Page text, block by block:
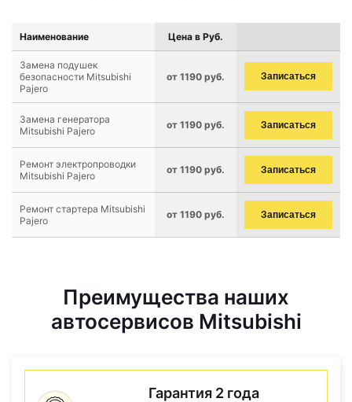
Наименование Цена в Руб.
Замена подушек
безопасности Mitsubishi
Pajero
от 1190 руб. Записаться
Замена генератора
Mitsubishi Pajero
от 1190 руб. Записаться
Ремонт электропроводки
Mitsubishi Pajero
от 1190 руб. Записаться
Ремонт стартера Mitsubishi
Pajero
от 1190 руб. Записаться
Преимущества наших
автосервисов Mitsubishi
Гарантия 2 года